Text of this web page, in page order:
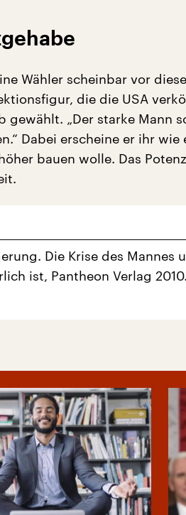
Wähler scheinbar vor
die die USA
gewählt. „Der starke Mann
Dabei erscheine er ihr wie
bauen wolle. Das
Die Krise des Mannes
ist, Pantheon Verlag 2010.